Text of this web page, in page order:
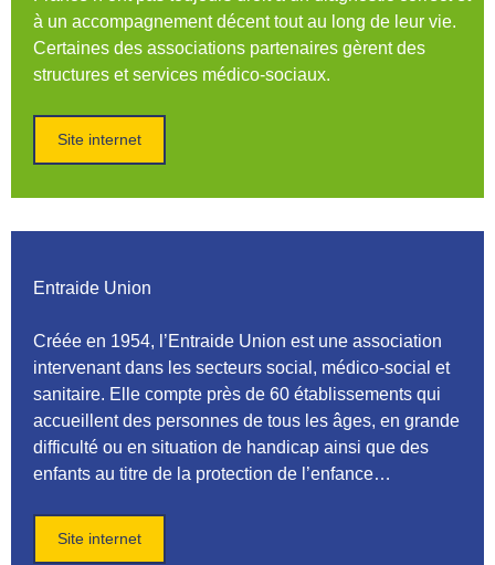
à un accompagnement décent tout au long de leur vie.
Certaines des associations partenaires gèrent des
structures et services médico-sociaux.
Site internet
Entraide Union
Créée en 1954, l’Entraide Union est une association
intervenant dans les secteurs social, médico-social et
sanitaire. Elle compte près de 60 établissements qui
accueillent des personnes de tous les âges, en grande
difficulté ou en situation de handicap ainsi que des
enfants au titre de la protection de l’enfance…
Site internet